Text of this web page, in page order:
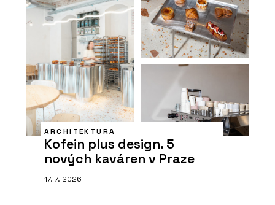
ARCHITEKTURA
Kofein plus design. 5
nových kaváren v Praze
17. 7. 2026